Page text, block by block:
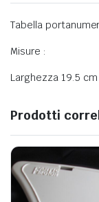
Tabella
Misure :
Larghezza 19.5
Prodotti